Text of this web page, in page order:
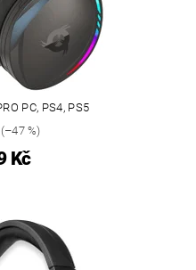
PC, PS4, PS5
%)
Kč